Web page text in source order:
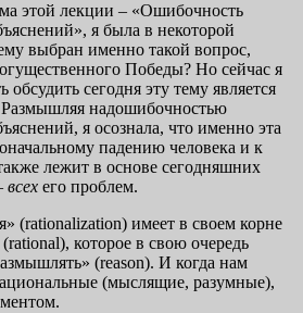
этой лекции – «Ошибочность
я была в некоторой
выбран именно такой вопрос,
Победы? Но сейчас я
сегодня эту тему является
надошибочностью
я осознала, что именно эта
падению человека и к
лежит в основе сегодняшних
всех его проблем.
(rationalization) имеет в своем корне
которое в свою очередь
(reason). И когда нам
(мыслящие, разумные),